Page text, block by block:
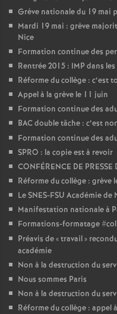
Grève nationale du 19 mai
Mardi 19 mai : grève
Nice
Formation continue des
Rentrée 2015 : IMP dans
Réforme du collège : c’est
Appel à la grève le 11 juin
Formation continue des
BAC double tâche : c’est
Formation continue des
SPRO : la copie est à revoir
CONFÉRENCE DE
Réforme du collège : grève
Le SNES-FSU Académie
Manifestation nationale à
Formations-formatage
Préavis de «travail»
académie
Non à la destruction du
Nous sommes Paris
Non à la destruction du
Réforme du collège : appel